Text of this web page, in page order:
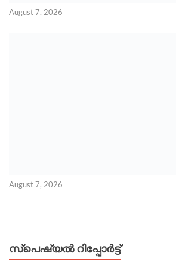
August 7, 2026
August 7, 2026
സ്പെഷ്യൽ റിപ്പോര്‍ട്ട്